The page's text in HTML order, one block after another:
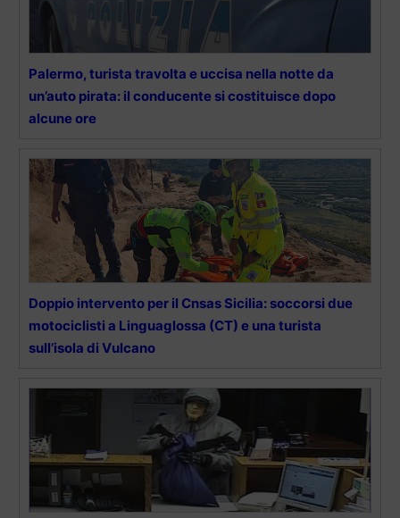
Palermo, turista travolta e uccisa nella notte da
un’auto pirata: il conducente si costituisce dopo
alcune ore
Doppio intervento per il Cnsas Sicilia: soccorsi due
motociclisti a Linguaglossa (CT) e una turista
sull’isola di Vulcano